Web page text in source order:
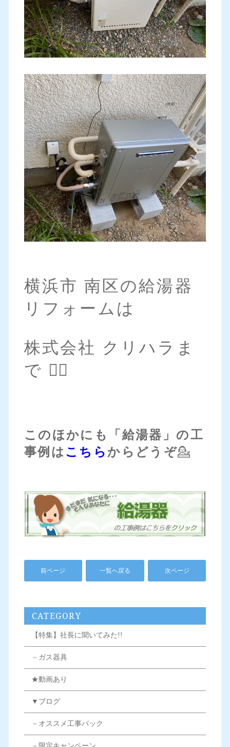
横浜市 南区の給湯器
リフォームは
株式会社 クリハラま
で 💁‍♀️
このほかにも「給湯器」の工
事例は こちら からどうぞ💁
前ページ 一覧へ戻る 次ページ
CATEGORY
【特集】社長に聞いてみた!!
－ガス器具
★動画あり
▼ブログ
－オススメ工事パック